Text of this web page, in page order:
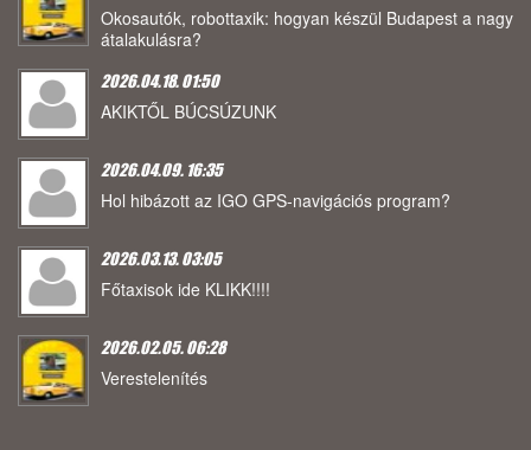
Okosautók, robottaxik: hogyan készül Budapest a nagy
átalakulásra?
2026.04.18. 01:50
AKIKTŐL BÚCSÚZUNK
2026.04.09. 16:35
Hol hibázott az IGO GPS-navigációs program?
2026.03.13. 03:05
Főtaxisok ide KLIKK!!!!
2026.02.05. 06:28
Verestelenítés